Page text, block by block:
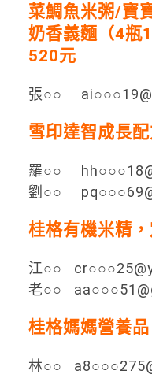
菜鯛魚米粥/寶
奶香義麵（4瓶
520元
張○○
雪印達智成長
羅○○
劉○○
桂格有機米精
江○○
老○○
桂格媽媽營養
林○○